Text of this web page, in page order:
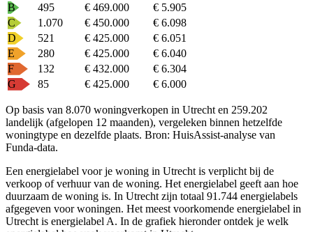
B
495 € 469.000
€ 5.905
C
1.070 € 450.000
€ 6.098
D
521 € 425.000
€ 6.051
E
280 € 425.000
€ 6.040
F
132 € 432.000
€ 6.304
G
85 € 425.000 € 6.000
Op basis van 8.070 woningverkopen in Utrecht en 259.202
landelijk (afgelopen 12 maanden), vergeleken binnen hetzelfde
woningtype en dezelfde plaats. Bron: HuisAssist-analyse van
Funda-data.
Een energielabel voor je woning in Utrecht is verplicht bij de
verkoop of verhuur van de woning. Het energielabel geeft aan hoe
duurzaam de woning is. In Utrecht zijn totaal 91.744 energielabels
afgegeven voor woningen. Het meest voorkomende energielabel in
Utrecht is energielabel A. In de grafiek hieronder ontdek je welk